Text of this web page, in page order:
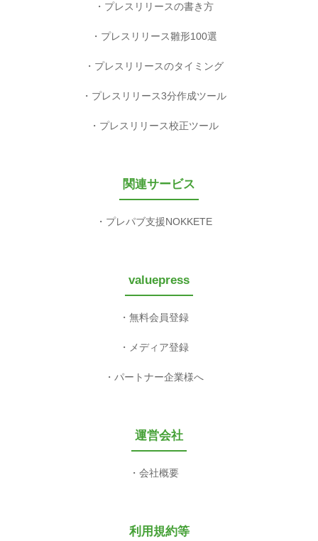
プレスリリースの書き方
プレスリリース雛形100選
プレスリリースのタイミング
プレスリリース3分作成ツール
プレスリリース校正ツール
関連サービス
プレパブ支援NOKKETE
valuepress
無料会員登録
メディア登録
パートナー企業様へ
運営会社
会社概要
利用規約等